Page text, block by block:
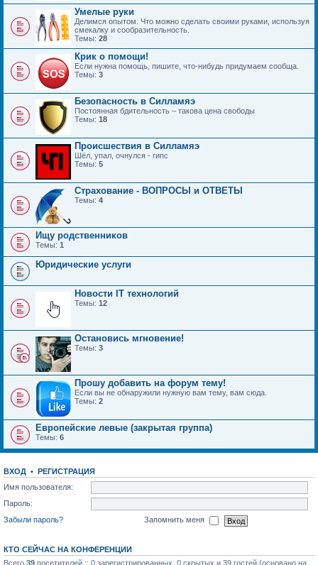
Умелые руки
Делимся опытом. Что можно сделать своими руками, используя
смекалку и сообразительность.
Темы: 28
Крик о помощи!
Если нужна помощь, пишите, что-нибудь придумаем сообща.
Темы: 3
Безопасность в Силламяэ
Постоянная бдительность – такова цена свободы
Темы: 18
Происшествия в Силламяэ
Шёл, упал, очнулся - гипс
Темы: 5
Страхование - ВОПРОСЫ и ОТВЕТЫ
Темы: 4
Ищу родственников
Темы: 1
Юридические услуги
Новости IT технологий
Темы: 12
Остановись мгновение!
Темы: 3
Прошу добавить на форум тему!
Если вы не обнаружили нужную вам тему, вам сюда.
Темы: 2
Европейские левые (закрытая группа)
Темы: 6
ВХОД • РЕГИСТРАЦИЯ
Имя пользователя:
Пароль:
Забыли пароль?
Запомнить меня
КТО СЕЙЧАС НА КОНФЕРЕНЦИИ
Всего 39 посетителей :: 0 зарегистрированных, 0 скрытых и 39 гостей (основано на